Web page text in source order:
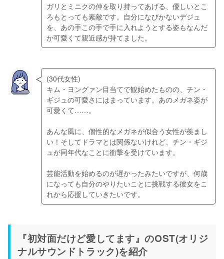
ガリとミニクの仲を取り持ってあげる、優しいとこ
ろもとっても素敵です。自分になびかないデジュ
を、あの手この手で手に入れようとする姿もなんだ
(30代女性)
キム・ヨングァン目当てで観始めたものの、チン・
ギジュの可愛さにはまっています。あのメガネ姿が
可愛くて……。
あんな風に、個性的なメガネが似合う女性が羨まし
い！そしてドラマとは関係ないけれど、チン・ギジ
ュが同年代なことに衝撃を受けています。
芸能活動を始めるのが遅かったみたいですが、何歳
になっても自分のやりたいことに挑戦する彼女をこ
『初対面だけど愛してます』のOST(オリジ
ナルサウンドトラック)を紹介